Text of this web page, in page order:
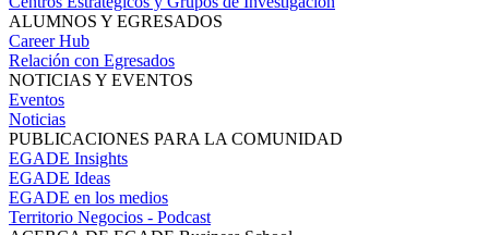
ALUMNOS Y EGRESADOS
Career Hub
Relación con Egresados
NOTICIAS Y EVENTOS
Eventos
Noticias
PUBLICACIONES PARA LA COMUNIDAD
EGADE Insights
EGADE Ideas
EGADE en los medios
Territorio Negocios - Podcast